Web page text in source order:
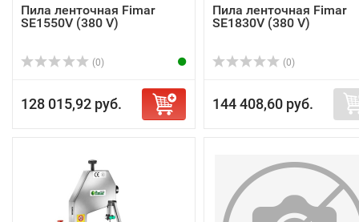
Пила ленточная Fimar
SE1550V (380 V)
(0)
128 015,92 руб.
Пила ленточная Fimar
SE1830V (380 V)
(0)
144 408,60 руб.